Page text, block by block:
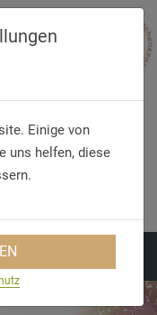
Registrieren
Einige von
uns helfen, diese